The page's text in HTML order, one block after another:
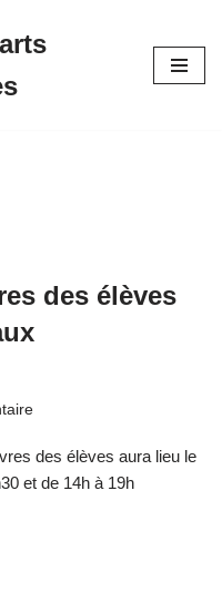
des élèves
des élèves aura lieu le
et de 14h à 19h